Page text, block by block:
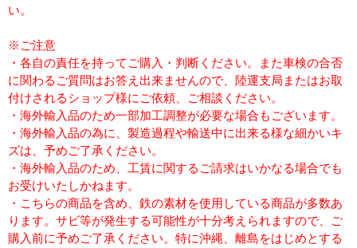
い。
※ご注意
・各自の責任を持ってご購入・判断ください。また車検の合否
に関わるご質問はお答え出来ませんので、陸運支局またはお取
付けされるショップ様にご依頼、ご相談ください。
・海外輸入品のため一部加工調整が必要な場合もございます。
・海外輸入品の為に、製造過程や輸送中に出来る様な細かいキ
ズは、予めご了承ください。
・海外輸入品のため、工賃に関するご請求はいかなる場合でも
お受けいたしかねます。
・こちらの商品を含め、鉄の素材を使用している商品が多数あ
ります。サビ等が発生する可能性が十分考えられますので、ご
購入前に予めご了承ください。特に沖縄、離島をはじめとする